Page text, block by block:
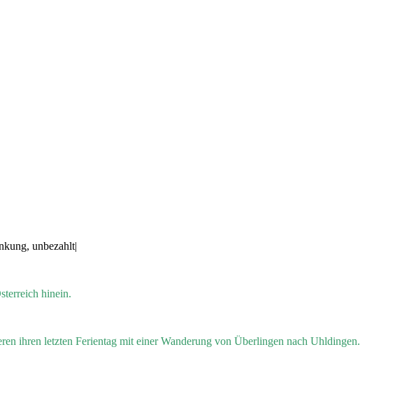
unbezahlt|
hinein.
ihren letzten Ferientag mit einer Wanderung von Überlingen nach Uhldingen.